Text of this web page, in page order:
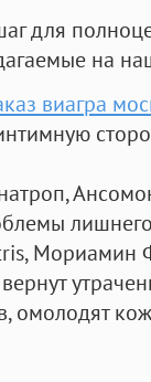
для
на
виагра
Мориамин
омолодят